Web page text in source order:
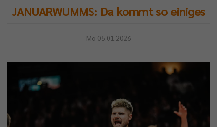
JANUARWUMMS: Da kommt so einiges
Mo 05.01.2026